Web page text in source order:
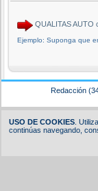
QUALITAS AUTO
Ejemplo: Suponga que
Redacción
USO DE COOKIES.
continúas navegando,